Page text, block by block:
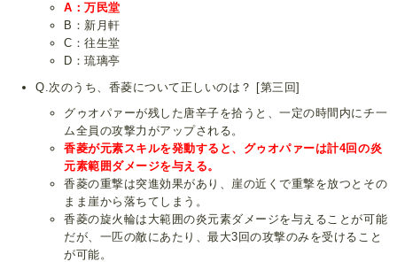
A：万民堂
B：新月軒
C：往生堂
D：琉璃亭
Q.次のうち、香菱について正しいのは？ [第三回]
グゥオパァーが残した唐辛子を拾うと、一定の時間内にチ一
ム全員の攻撃力がアップされる。
香菱が元素スキルを発動すると、グゥオパァーは計4回の炎
元素範囲ダメージを与える。
香菱の重撃は突進効果があり、崖の近くで重撃を放つとその
まま崖から落ちてしまう。
香菱の旋火輪は大範囲の炎元素ダメージを与えることが可能
だが、一匹の敵にあたり、最大3回の攻撃のみを受けること
が可能。